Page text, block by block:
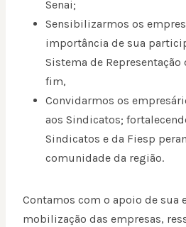
Senai;
Sensibilizarmos os
importância de sua
Sistema de
fim,
Convidarmos os
aos Sindicatos;
Sindicatos e da Fiesp
comunidade da região.
Contamos com o apoio de sua
mobilização das empresas,